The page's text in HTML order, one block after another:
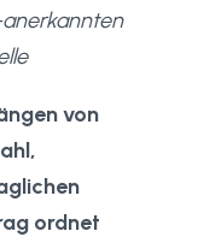
von
ordnet